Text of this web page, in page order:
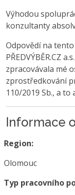
Výhodou
konzultanty
Odpovědí na
PŘEDVÝBĚR.CZ
zpracovávala mé
zprostředkování
110/2019 Sb., a
Informace
Region:
Olomouc
Typ pracovního